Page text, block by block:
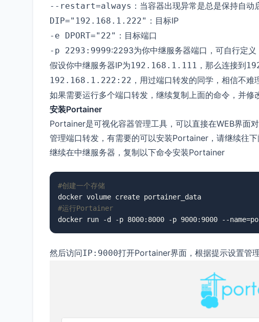
--restart=always ：当容器出现异常是总是保持自动
DIP="192.168.1.222" ：目标IP
-e DPORT="22" ：目标端口
-p 2293:9999:2293为你中继服务器端口，可自行定义
假设你中继服务器IP为192.168.1.111 ，那么连接到
192.168.1.222:22 ，用过端口转发的同学，相信不难
如果需要运行多个端口转发，继续复制上面的命令，并修
安装Portainer
Portainer是可视化容器管理工具，可以直接在WEB界面
管理端口转发，有需要的可以安装Portainer，请继续往下
继续在中继服务器，复制以下命令安装Portainer
#创建一个存储
#运行Portainer
docker run -d -p 8000:8000 -p 9000:9000 --
然后访问IP:9000打开Portainer界面，根据提示设置管